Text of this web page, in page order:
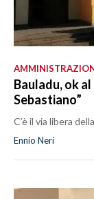
Bauladu, ok
Sebastiano”
C’è il via libera
Ennio Neri